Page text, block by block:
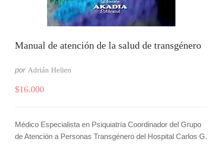
Manual de atención de la salud de transgénero
por Adrián Helien
$16.000
Médico Especialista en Psiquiatría Coordinador del Grupo
de Atención a Personas Transgénero del Hospital Carlos G.